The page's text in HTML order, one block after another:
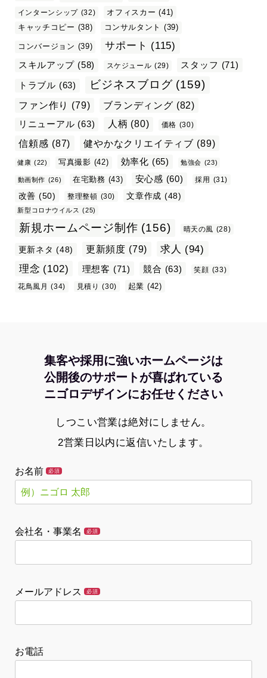
インターンシップ (32) オフィスカー (41)
キャッチコピー (38) コンサルタント (39)
コンバージョン (39) サポート (115)
スキルアップ (58) スケジュール (29) スタッフ (71)
トラブル (63) ビジネスブログ (159)
ファン作り (79) ブランディング (82)
リニューアル (63) 人柄 (80) 価格 (30)
信頼感 (87) 健やかなクリエイティブ (89)
健康 (22) 写真撮影 (42) 効率化 (65) 勉強会 (23)
動画制作 (26) 在宅勤務 (43) 安心感 (60) 採用 (31)
改善 (50) 整理整頓 (30) 文章作成 (48)
新型コロナウイルス (25)
新規ホームページ制作 (156) 晴天の風 (28)
更新ネタ (48) 更新頻度 (79) 求人 (94)
理念 (102) 理想客 (71) 競合 (63) 笑顔 (33)
花鳥風月 (34) 見積り (30) 起業 (42)
集客や採用に強いホームページは
公開後のサポートが喜ばれている
ニゴロデザインにお任せください
しつこい営業は絶対にしません。
2営業日以内に返信いたします。
お名前 必須
会社名・事業名 必須
メールアドレス 必須
お電話